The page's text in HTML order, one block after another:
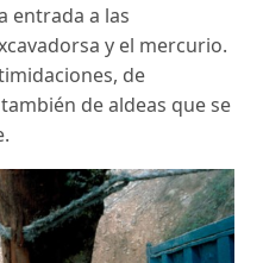
entrada a las
y el mercurio.
de
de aldeas que se